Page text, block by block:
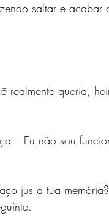
saltar e acabar
realmente queria,
– Eu não sou
jus a tua